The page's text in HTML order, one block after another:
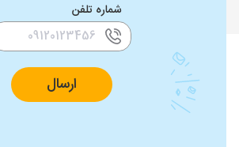
شماره تلفن
ارسال